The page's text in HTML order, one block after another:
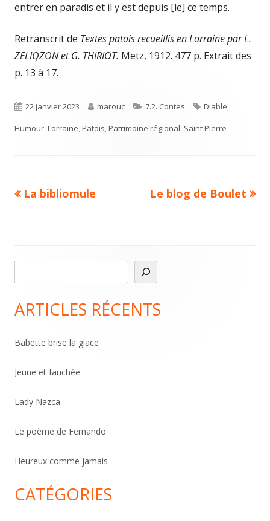
entrer en paradis et il y est depuis [le] ce temps.
Retranscrit de Textes patois recueillis en Lorraine par L.
ZELIQZONet G. THIRIOT. Metz, 1912. 477 p. Extrait des
p. 13 à 17.
Published
on
22 janvier 2023 Author
marouc Categories
7.2. Contes Tags
Diable,
Humour,Lorraine,Patois,Patrimoine régional, Saint Pierre
Navigation
Previous
La bibliomule
Next
Le blog de Boulet
Sidebar
e
h
c
e
ARTICLES RÉCENTS
Babette brise la glace
Jeune et fauchée
Lady Nazca
Le poème de Fernando
Heureux comme jamais
CATÉGORIES